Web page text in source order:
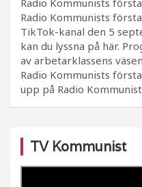
Radio Kommunists
TikTok-kanal den 5
kan du lyssna på här.
av arbetarklassens
Radio Kommunists
upp på Radio
TV Kommunist